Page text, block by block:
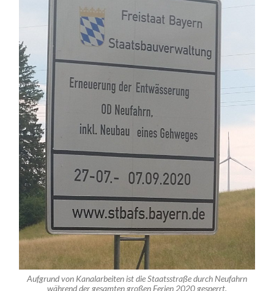
Aufgrund von Kanalarbeiten ist die Staatsstraße durch Neufahrn
während der gesamten großen Ferien 2020 gesperrt.